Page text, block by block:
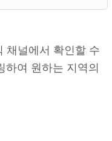
채널에서 확인할 수
하여 원하는 지역의